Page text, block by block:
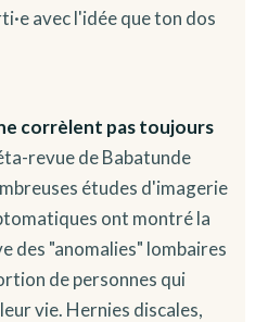
avec l'idée que ton dos
corrèlent pas toujours
revue de Babatunde
études d'imagerie
ont montré la
des "anomalies" lombaires
de personnes qui
vie. Hernies discales,